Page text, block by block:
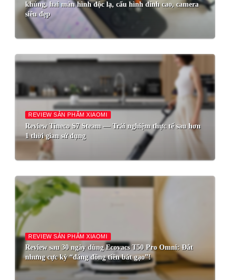
khủng, hai màn hình độc lạ, cấu hình đỉnh cao, camera
siêu đẹp
REVIEW SẢN PHẨM XIAOMI
Review Tineco S7 Steam — Trải nghiệm thực tế sau hơn
1 thời gian sử dụng
REVIEW SẢN PHẨM XIAOMI
Review sau 30 ngày dùng Ecovacs T50 Pro Omni: Đắt
nhưng cực kỳ “đáng đồng tiền bát gạo”!